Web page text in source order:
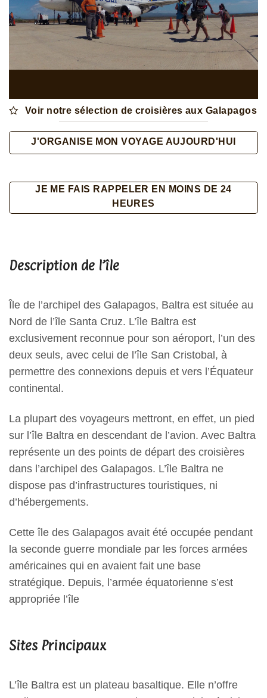
Voir notre sélection de croisières aux Galapagos
J'ORGANISE MON VOYAGE AUJOURD'HUI
JE ME FAIS RAPPELER EN MOINS DE 24
HEURES
Description de l’île
Île de l’archipel des Galapagos, Baltra est située au
Nord de l’île Santa Cruz. L’île Baltra est
exclusivement reconnue pour son aéroport, l’un des
deux seuls, avec celui de l’île San Cristobal, à
permettre des connexions depuis et vers l’Équateur
continental.
La plupart des voyageurs mettront, en effet, un pied
sur l’île Baltra en descendant de l’avion. Avec Baltra
représente un des points de départ des croisières
dans l’archipel des Galapagos. L’île Baltra ne
dispose pas d’infrastructures touristiques, ni
d’hébergements.
Cette île des Galapagos avait été occupée pendant
la seconde guerre mondiale par les forces armées
américaines qui en avaient fait une base
stratégique. Depuis, l’armée équatorienne s’est
appropriée l’île
Sites Principaux
L’île Baltra est un plateau basaltique. Elle n’offre